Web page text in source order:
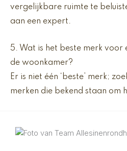
vergelijkbare ruimte te
aan een expert.
5. Wat is het beste merk voor
de woonkamer?
Er is niet één ‘beste’ merk;
merken die bekend staan om